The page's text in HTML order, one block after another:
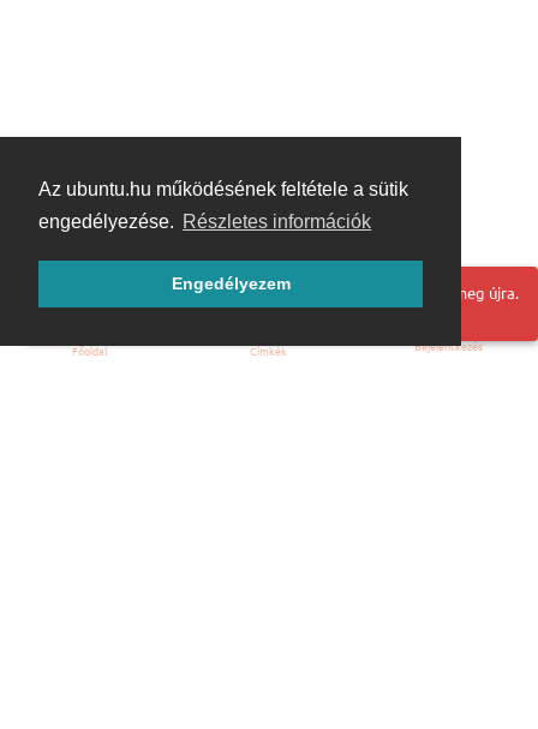
Az ubuntu.hu működésének feltétele a sütik
engedélyezése. Részletes információk
Engedélyezem
Hoppá! Valami hiba történt. Frissítse az oldalt és próbálja meg újra.
Főoldal Címkék Bejelentkezés